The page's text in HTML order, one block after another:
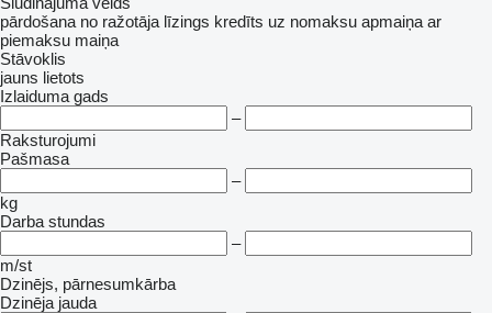
pārdošana no ražotāja līzings kredīts uz nomaksu apmaiņa ar
piemaksu maiņa
Stāvoklis
jauns lietots
Izlaiduma gads
–
Raksturojumi
Pašmasa
–
kg
Darba stundas
–
m/st
Dzinējs, pārnesumkārba
Dzinēja jauda